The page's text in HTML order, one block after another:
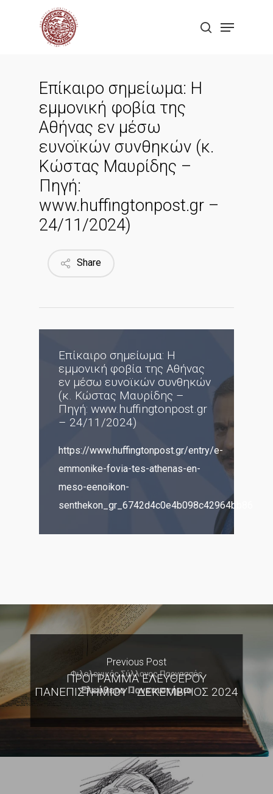
search
Menu
Επίκαιρο σημείωμα: Η
εμμονική φοβία της
Αθήνας εν μέσω
ευνοϊκών συνθηκών (κ.
Κώστας Μαυρίδης –
Πηγή:
www.huffingtonpost.gr –
24/11/2024)
Share
Επίκαιρο σημείωμα: Η
εμμονική φοβία της Αθήνας
εν μέσω ευνοϊκών συνθηκών
(κ. Κώστας Μαυρίδης –
Πηγή: www.huffingtonpost.gr
– 24/11/2024)
https://www.huffingtonpost.gr/entry/e-
emmonike-fovia-tes-athenas-en-
meso-eenoikon-
senthekon_gr_6742d4c0e4b098c42964bb86
Previous Post
ΠΡΟΓΡΑΜΜΑ ΕΛΕΥΘΕΡΟΥ
ΠΑΝΕΠΙΣΤΗΜΙΟΥ - ΔΕΚΕΜΒΡΙΟΣ 2024